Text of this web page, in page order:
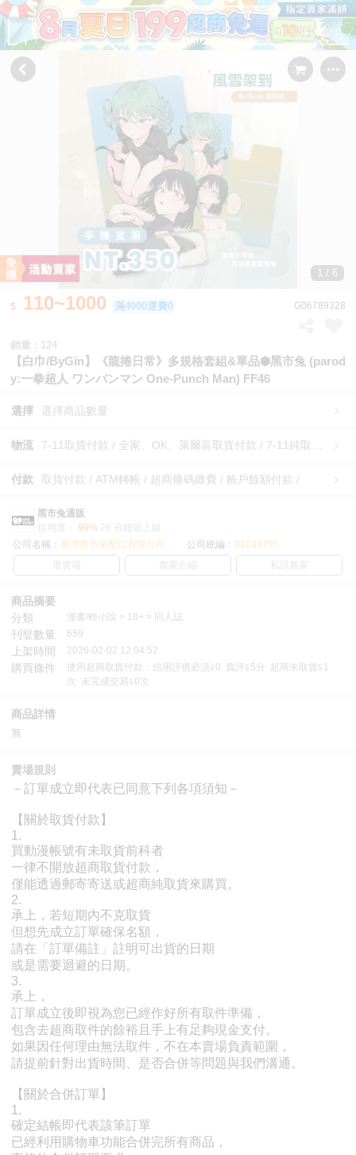
1 / 6
110~1000 滿4000運費0 G06789328
銷量 : 124
【白巾/ByGin】《龍捲日常》多規格套組&單品⬢黑市兔 (parod
y:一拳超人 ワンパンマン One-Punch Man) FF46
選擇 選擇商品數量
物流
付款 取貨付款 / ATM轉帳 / 超商條碼繳費 / 帳戶餘額付款 /
黑市兔通販
信用度：
99% 26 分鐘前上線
公司名稱： 臺灣黑市兔配口有限公司 公司統編： 91034795
逛賣場
賣家介紹 私訊賣家
商品摘要
分類
漫畫/輕小說 > 18+ > 同人誌
刊登數量 659
上架時間 2026-02-02 12:04:52
購買條件
使用超商取貨付款：信用評價必須≧0 負評≦5分 超商未取貨≦1
次 未完成交易≦0次
商品詳情
無
賣場規則